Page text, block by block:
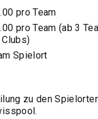
pro Team
pro Team (ab 3
Spielort
zu den